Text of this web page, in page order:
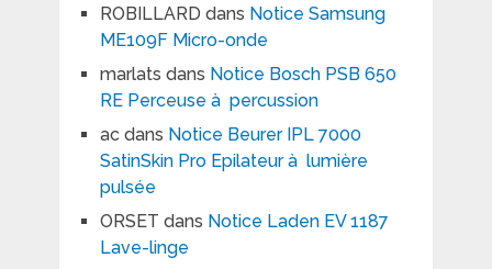
ROBILLARD dans Notice Samsung
ME109F Micro-onde
marlats dans Notice Bosch PSB 650
RE Perceuse à percussion
acdans Notice Beurer IPL 7000
SatinSkin Pro Epilateur à lumière
pulsée
ORSET dans Notice Laden EV 1187
Lave-linge